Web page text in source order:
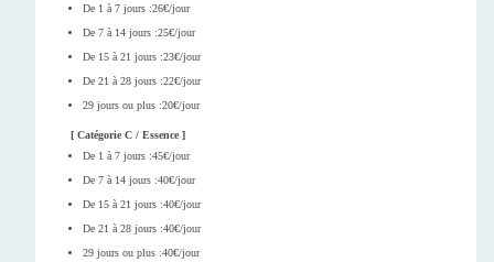
De 1 à 7 jours :26€/jour
De 7 à 14 jours :25€/jour
De 15 à 21 jours :23€/jour
De 21 à 28 jours :22€/jour
29 jours ou plus :20€/jour
[ Catégorie C / Essence ]
De 1 à 7 jours :45€/jour
De 7 à 14 jours :40€/jour
De 15 à 21 jours :40€/jour
De 21 à 28 jours :40€/jour
29 jours ou plus :40€/jour